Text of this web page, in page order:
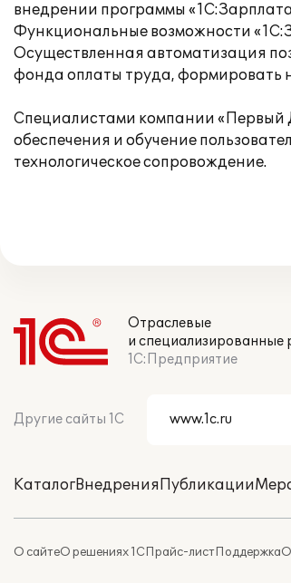
внедрении программы
Функциональные возможности
Осуществленная автоматизация
фонда оплаты труда, формировать
Специалистами компании «Первый
обеспечения и обучение
технологическое сопровождение.
Отраслевые
и специализированные
1С:Предприятие
Другие сайты 1С
КаталогВнедренияПубликации
О сайтеО решениях 1СПрайс-листПоддержка